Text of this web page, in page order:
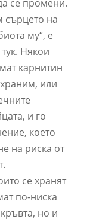
се промени.
сърцето на
му“, е
Някои
карнитин
или
и го
което
на риска от
се хранят
по-ниска
но и